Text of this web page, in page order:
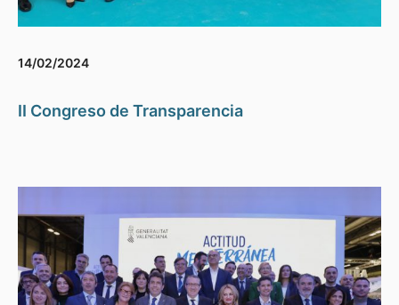
14/02/2024
II Congreso de Transparencia